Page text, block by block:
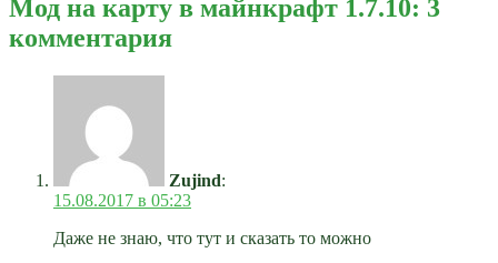
Мод на карту в майнкрафт 1.7.10: 3
комментария
Zujind:
15.08.2017 в 05:23
Даже не знаю, что тут и сказать то можно